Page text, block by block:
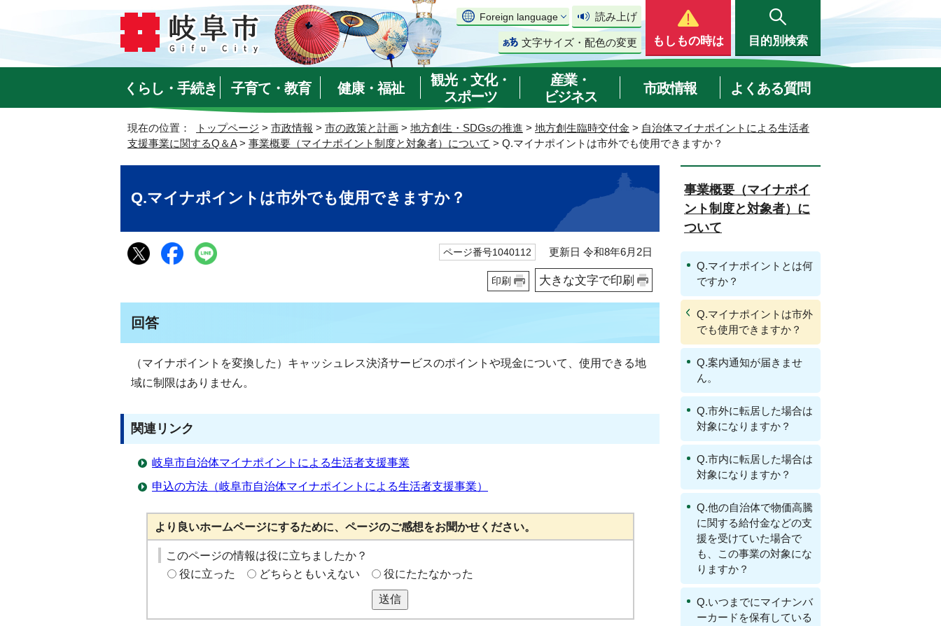
Foreign language 読み上げ
文字サイズ・配色の変更 もしもの時は 目的別検索
くらし・手続き 子育て・教育 健康・福祉
観光・文化・
スポーツ
産業・
ビジネス
市政情報 よくある質問
現在の位置： トップページ > 市政情報 > 市の政策と計画 > 地方創生・SDGsの推進 > 地方創生臨時交付金 > 自治体マイナポイントによる生活者
支援事業に関するQ＆A> 事業概要（マイナポイント制度と対象者）について > Q.マイナポイントは市外でも使用できますか？
Q.マイナポイントは市外でも使用できますか？
ページ番号1040112 更新日 令和8年6月2日
印刷 大きな文字で印刷
回答
（マイナポイントを変換した）キャッシュレス決済サービスのポイントや現金について、使用できる地
域に制限はありません。
関連リンク
岐阜市自治体マイナポイントによる生活者支援事業
申込の方法（岐阜市自治体マイナポイントによる生活者支援事業）
より良いホームページにするために、ページのご感想をお聞かせください。
このページの情報は役に立ちましたか？
役に立った
どちらともいえない 役にたたなかった
送信
事業概要（マイナポイ
ント制度と対象者）に
ついて
Q.マイナポイントとは何
ですか？
Q.マイナポイントは市外
でも使用できますか？
Q.案内通知が届きませ
ん。
Q.市外に転居した場合は
対象になりますか？
Q.市内に転居した場合は
対象になりますか？
Q.他の自治体で物価高騰
に関する給付金などの支
援を受けていた場合で
も、この事業の対象にな
りますか？
Q.いつまでにマイナンバ
ーカードを保有している